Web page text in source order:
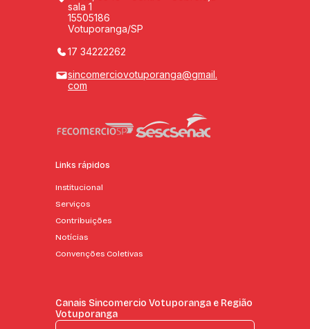
sala 1
15505186
Votuporanga/SP
17 34222262
sincomerciovotuporanga@gmail.
com
Links rápidos
Institucional
Serviços
Contribuições
Notícias
Convenções Coletivas
Canais Sincomercio Votuporanga e Região
Votuporanga